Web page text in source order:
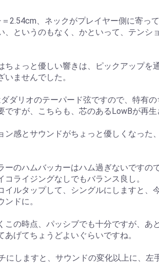
2.54cm、ネックがプレイヤー側に寄っ
、というのもなく、かといって、テンシ
ちょっと優しい響きは、ピックアップを
いませんでした。
ダリオのテーパード弦ですので、特有
ですが、こちらも、芯のあるLowBが再生
ン感とサウンドがちょっと優しくなった
ーのハムバッカーはハム過ぎないですの
コライジングなしでもバランス良し。
イルタップして、シングルにしますと、
ンドに。
この時点、パッシブでも十分ですが、あ
あげてちょうどよいぐらいですね。
にしますと、サウンドの変化以上に、左